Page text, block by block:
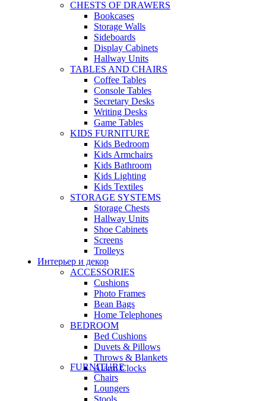
CHESTS OF DRAWERS
Bookcases
Storage Walls
Sideboards
Display Cabinets
Hallway Units
TABLES AND CHAIRS
Coffee Tables
Console Tables
Secretary Desks
Writing Desks
Game Tables
KIDS FURNITURE
Kids Bedroom
Kids Armchairs
Kids Bathroom
Kids Lighting
Kids Textiles
STORAGE SYSTEMS
Storage Chests
Hallway Units
Shoe Cabinets
Screens
Trolleys
Интерьер и декор
ACCESSORIES
Cushions
Photo Frames
Bean Bags
Home Telephones
BEDROOM
Bed Cushions
Duvets & Pillows
Throws & Blankets
Alarm Clocks
FURNITURE
Chairs
Loungers
Stools